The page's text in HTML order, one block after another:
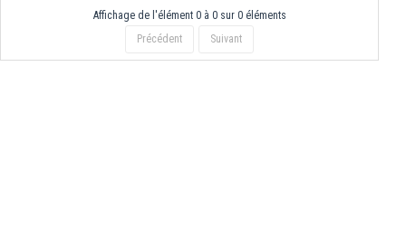
Affichage de l'élément 0 à 0 sur 0 éléments
Précédent
Suivant